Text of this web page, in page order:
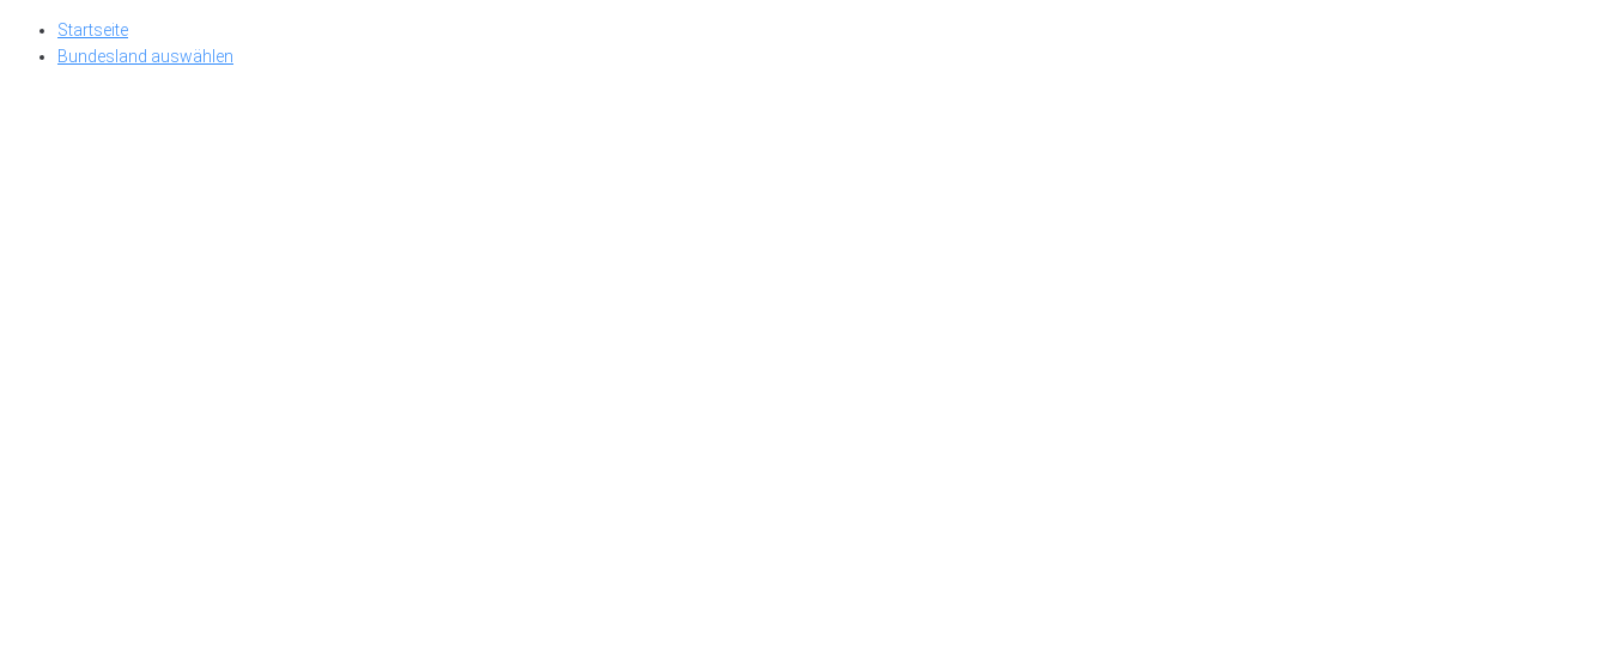
Skip
Startseite
Bundesland auswählen